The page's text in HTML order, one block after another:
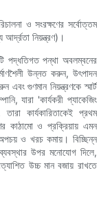
ও সংরক্ষণের সর্বোত্তম
নিয়ন্ত্রণ)।
পদ্ধতিগত পন্থা অবলম্বনের
উন্নত করুন, উৎপাদন
গুণমান নিয়ন্ত্রণকে স্মার্ট
যারা 'কার্যকরী প্যাকেজিং
কার্যকারিতাকেই প্রথম
কাঠামো ও প্রক্রিয়ায় এমন
ও খরচ কমায়। বিচ্ছিন্ন
উপর মনোযোগ দিলে,
উচ্চ মান বজায় রাখতে